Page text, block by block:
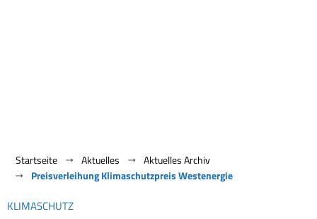
Startseite Aktuelles
Aktuelles Archiv
Preisverleihung Klimaschutzpreis Westenergie
KLIMASCHUTZ